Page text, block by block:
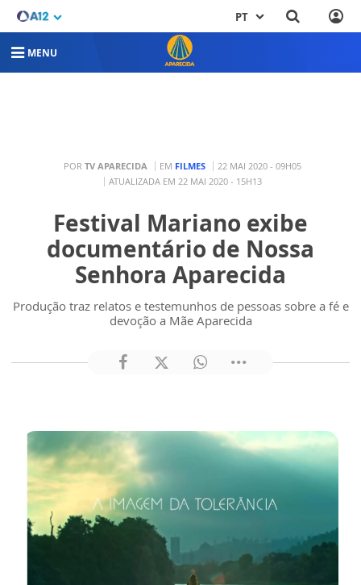
PT
MENU
POR TV APARECIDA EM FILMES
22 MAI 2020 - 09H05
ATUALIZADA EM 22 MAI 2020 - 15H13
Festival Mariano exibe
documentário de Nossa
Senhora Aparecida
Produção traz relatos e testemunhos de pessoas sobre a fé e
devoção a Mãe Aparecida